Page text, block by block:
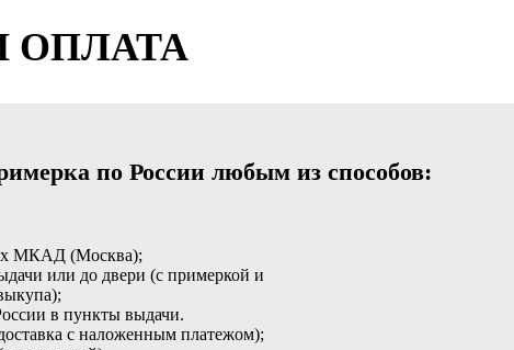
ОПЛАТА
по России любым из способов:
МКАД (Москва);
или до двери (с примеркой и
в пункты выдачи.
с наложенным платежом);